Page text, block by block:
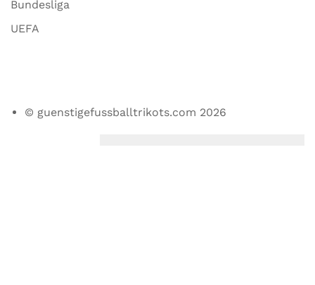
Bundesliga
UEFA
© guenstigefussballtrikots.com 2026